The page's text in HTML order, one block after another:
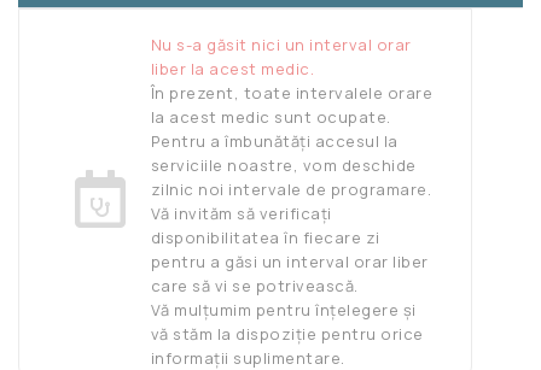
Nu s-a găsit nici un interval orar
liber la acest medic.
În prezent, toate intervalele orare
la acest medic sunt ocupate.
Pentru a îmbunătăți accesul la
serviciile noastre, vom deschide
zilnic noi intervale de programare.
Vă invităm să verificați
disponibilitatea în fiecare zi
pentru a găsi un interval orar liber
care să vi se potrivească.
Vă mulțumim pentru înțelegere și
vă stăm la dispoziție pentru orice
informații suplimentare.